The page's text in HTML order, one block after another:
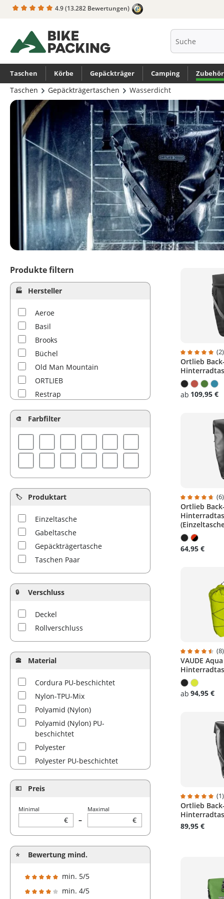
Zur Hauptnavigation springen
4.9(13.282 Bewertungen)
Taschen Körbe Gepäckträger Camping Zubehör
Taschen Gepäckträgertaschen Wasserdicht
Produkte filtern
Hersteller
Aeroe
Basil
Brooks
Büchel
Old Man Mountain
ORTLIEB
Restrap
Revelate Designs
Salsa
Topeak
VAUDE
Farbfilter
Produktart
Einzeltasche
Gabeltasche
Gepäckträgertasche
Taschen Paar
Verschluss
Deckel
Rollverschluss
Material
Cordura PU-beschichtet
Nylon-TPU-Mix
Polyamid (Nylon)
Polyamid (Nylon) PU-
beschichtet
Polyester
Polyester PU-beschichtet
Reflex-Material
Preis
Minimal
€ –
Maximal
€
Bewertung mind.
Filter hinzufügen: Minimum Bewertung von 5 von 5
min. 5/5
min. 4/5
(2)
Ortlieb
ab 109,95 €
(6)
Ortlieb
64,95 €
(8)
VAUDE
ab 94,95 €
(1)
Ortlieb
89,95 €